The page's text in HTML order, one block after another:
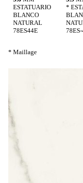
ESTATUARIO
BLANCO
NATURAL
78ES44E
*
* Maillage